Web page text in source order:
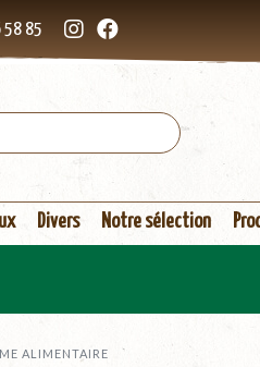
58 85
Divers Notre sélection
ALIMENTAIRE